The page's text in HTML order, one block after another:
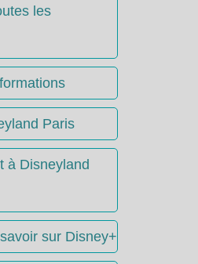
les
Paris
à Disneyland
sur Disney+